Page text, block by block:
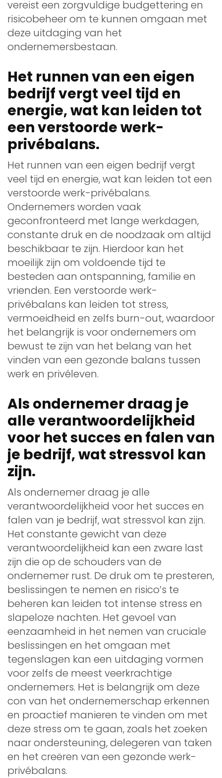
vereist een zorgvuldige budgettering en
risicobeheer om te kunnen omgaan met
deze uitdaging van het
ondernemersbestaan.
Het runnen van een eigen
bedrijf vergt veel tijd en
energie, wat kan leiden tot
een verstoorde werk-
privébalans.
Het runnen van een eigen bedrijf vergt
veel tijd en energie, wat kan leiden tot een
verstoorde werk-privébalans.
Ondernemers worden vaak
geconfronteerd met lange werkdagen,
constante druk en de noodzaak om altijd
beschikbaar te zijn. Hierdoor kan het
moeilijk zijn om voldoende tijd te
besteden aan ontspanning, familie en
vrienden. Een verstoorde werk-
privébalans kan leiden tot stress,
vermoeidheid en zelfs burn-out, waardoor
het belangrijk is voor ondernemers om
bewust te zijn van het belang van het
vinden van een gezonde balans tussen
werk en privéleven.
Als ondernemer draag je
alle verantwoordelijkheid
voor het succes en falen van
je bedrijf, wat stressvol kan
zijn.
Als ondernemer draag je alle
verantwoordelijkheid voor het succes en
falen van je bedrijf, wat stressvol kan zijn.
Het constante gewicht van deze
verantwoordelijkheid kan een zware last
zijn die op de schouders van de
ondernemer rust. De druk om te presteren,
beslissingen te nemen en risico’s te
beheren kan leiden tot intense stress en
slapeloze nachten. Het gevoel van
eenzaamheid in het nemen van cruciale
beslissingen en het omgaan met
tegenslagen kan een uitdaging vormen
voor zelfs de meest veerkrachtige
ondernemers. Het is belangrijk om deze
con van het ondernemerschap erkennen
en proactief manieren te vinden om met
deze stress om te gaan, zoals het zoeken
naar ondersteuning, delegeren van taken
en het creëren van een gezonde werk-
privébalans.